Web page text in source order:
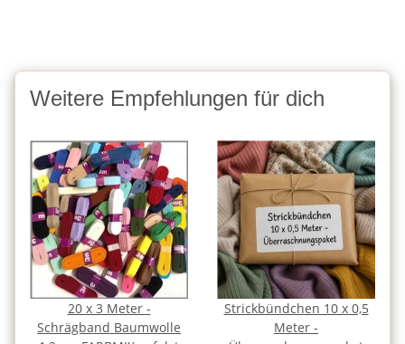
Weitere Empfehlungen für dich
20 x 3 Meter -
Schrägband Baumwolle
Strickbündchen 10 x 0,5
Meter -